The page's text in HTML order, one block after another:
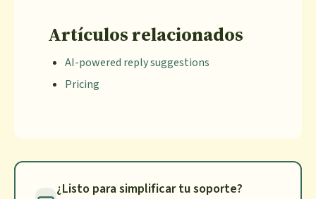
Artículos relacionados
AI-powered reply suggestions
Pricing
¿Listo para simplificar tu soporte?